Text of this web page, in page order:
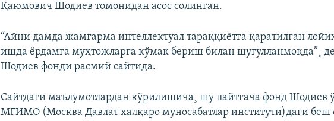
Қаюмович Шодиев томонидан асос солинган.
“Айни дамда жамғарма интеллектуал тараққиëтга қаратилган
ишда ëрдамга муҳтожларга кўмак бериш билан шуғулланмоқда”¸
Шодиев фонди расмий сайтида.
Сайтдаги маълумотлардан кўрилишича¸ шу пайтгача фонд Шодиев
МГИМО (Москва Давлат халқаро муносабатлар институти)даги беш